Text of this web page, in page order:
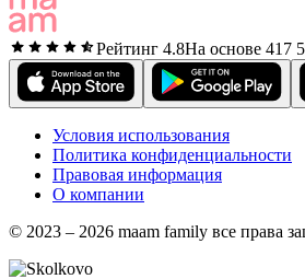
Рейтинг 4.8На основе 417
Условия использования
Политика конфиденциальности
Правовая информация
О компании
© 2023 – 2026 maam family все права